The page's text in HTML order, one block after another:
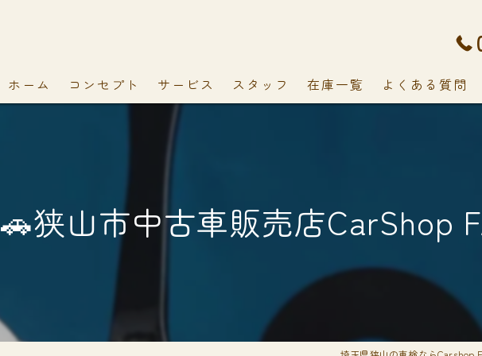
ホーム コンセプト サービス スタッフ 在庫一覧 よくある質問
🚗狭山市中古車販売店CarShop